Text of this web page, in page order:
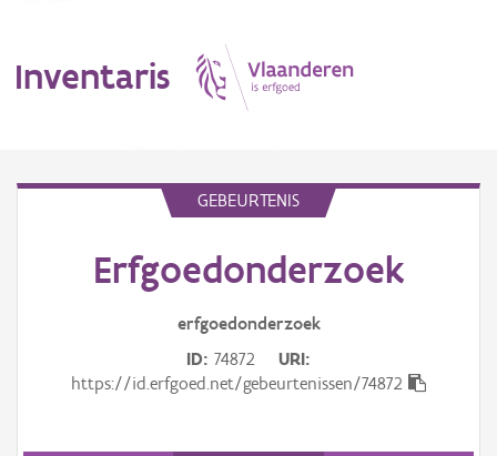
Inventaris
Erfgoedobject
GEBEURTENIS
Erfgoedonderzoek
erfgoedonderzoek
ID 74872
URI
https://id.erfgoed.net/gebeurtenissen/74872